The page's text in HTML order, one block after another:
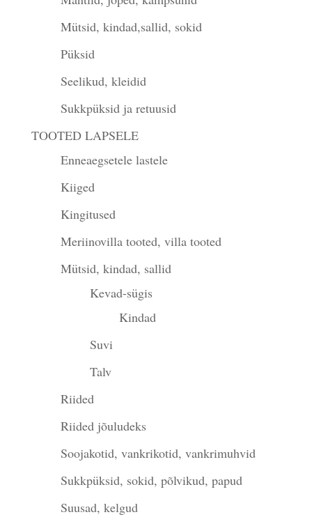
Mütsid, kindad,sallid, sokid
Püksid
Seelikud, kleidid
Sukkpüksid ja retuusid
TOOTED LAPSELE
Enneaegsetele lastele
Kiiged
Kingitused
Meriinovilla tooted, villa tooted
Mütsid, kindad, sallid
Kevad-sügis
Kindad
Suvi
Talv
Riided
Riided jõuludeks
Soojakotid, vankrikotid, vankrimuhvid
Sukkpüksid, sokid, põlvikud, papud
Suusad, kelgud